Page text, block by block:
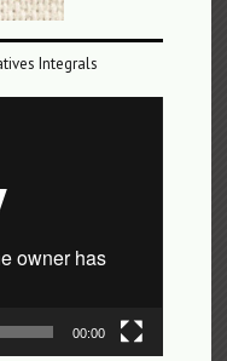
Integrals
00:00